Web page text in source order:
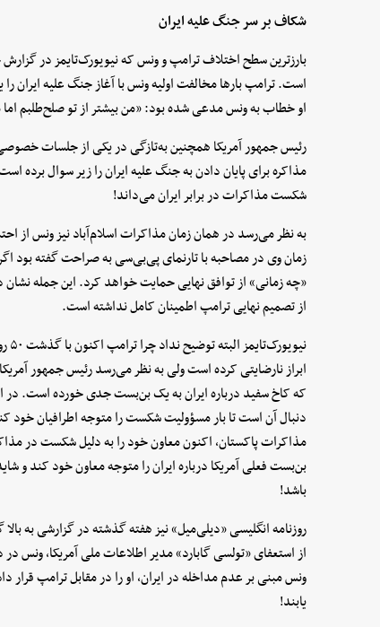
شکاف بر سر جنگ علیه ایران
است. ترامپ بارها مخالفت اولیه ونس با آغاز جنگ علیه
او خطاب به ونس مدعی شده بود: «من بیشتر از تو صلح‌طلبم
رئیس جمهور آمریکا همچنین به‌تازگی در یکی از جلسات
مذاکره برای پایان دادن به جنگ علیه ایران را زیر سوال برده
شکست مذاکرات در برابر ایران می‌داند!
به نظر می‌رسد در همان زمان مذاکرات اسلام‌آباد نیز ونس از
زمان وی در مصاحبه‌ با تارنمای پی‌بی‌سی به صراحت گفته بود
«چه زمانی» از توافق نهایی حمایت خواهد کرد. این جمله نشان
از تصمیم نهایی ترامپ اطمینان کامل نداشته است.
ابراز نارضایتی کرده است ولی به نظر می‌رسد رئیس جمهور
که کاخ سفید درباره ایران به یک بن‌بست جدی خورده است. در
دنبال آن است تا بار مسؤولیت شکست را متوجه اطرافیان خود
مذاکرات پاکستان، اکنون معاون خود را به دلیل شکست در
بن‌بست فعلی آمریکا درباره ایران را متوجه معاون خود کند و
باشد!
روزنامه انگلیسی «دیلی‌میل» نیز هفته گذشته در گزارشی به
از استعفای «تولسی گابارد» مدیر اطلاعات ملی آمریکا،
یابند!